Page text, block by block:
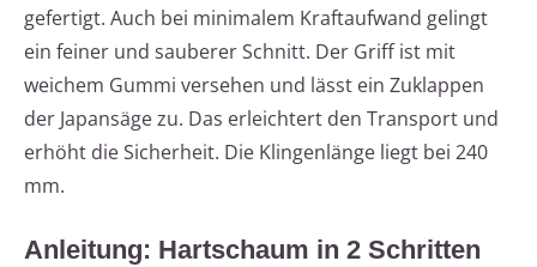
gefertigt. Auch bei minimalem Kraftaufwand gelingt
ein feiner und sauberer Schnitt. Der Griff ist mit
weichem Gummi versehen und lässt ein Zuklappen
der Japansäge zu. Das erleichtert den Transport und
erhöht die Sicherheit. Die Klingenlänge liegt bei 240
mm.
Anleitung: Hartschaum in 2 Schritten